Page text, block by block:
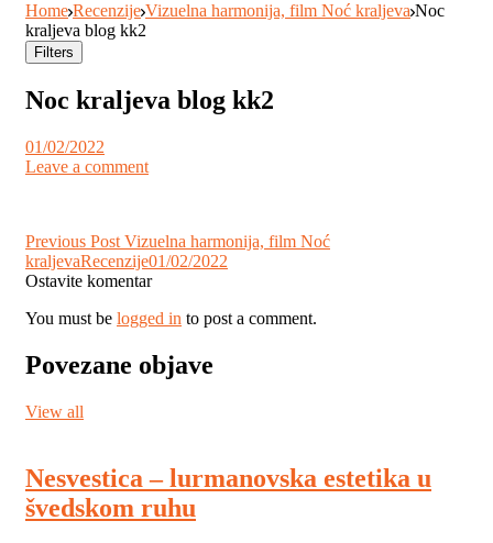
Home Recenzije Vizuelna harmonija, film Noć kraljeva Noc
kraljeva blog kk2
Filters
Noc kraljeva blog kk2
01/02/2022
Leave a comment
Post
navigation
Previous Post Vizuelna harmonija, film Noć
kraljevaRecenzije01/02/2022
Ostavite komentar
You must be logged in to post a comment.
Povezane objave
View all
Nesvestica – lurmanovska estetika u
švedskom ruhu